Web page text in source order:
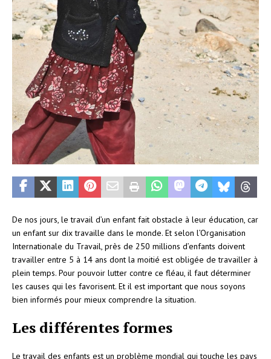
De nos jours, le travail d’un enfant fait obstacle à leur éducation, car
un enfant sur dix travaille dans le monde. Et selon l’Organisation
Internationale du Travail, près de 250 millions d’enfants doivent
travailler entre 5 à 14 ans dont la moitié est obligée de travailler à
plein temps. Pour pouvoir lutter contre ce fléau, il faut déterminer
les causes qui les favorisent. Et il est important que nous soyons
bien informés pour mieux comprendre la situation.
Les différentes formes
Le travail des enfants est un problème mondial qui touche les pays